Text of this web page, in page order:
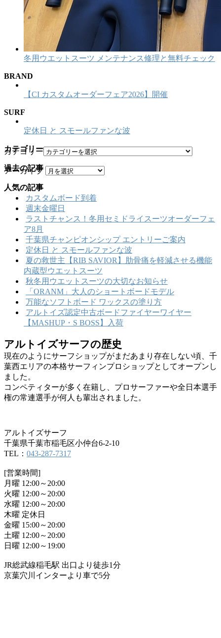
冬用ウエットスーツ メンテナンス修理と無料チェック
BRAND
【CI カスタムオーダーフェア2026】開催
SURF
定休日 と スモールファンな波
カテゴリー
カテゴリー
過去の記事
アーカイブ
人気の記事
カスタムボード到着
週末金曜日
ラストチャンス！冬用セミドライスーツオーダーフェ
ア8月
千葉県チャンピオンシップ エントリーご案内
定休日 と スモールファンな波
夏の救世主【RIB SAVIOR】肋骨痛を軽減させる機能
内蔵型ウエットスーツ
秋冬用ウエットスーツの大切なお知らせ
「ORANM」大人のショートボードモデル
万能なソフトボード ワックスの塗り方
アルトイズ認定中古ボードファイヤーワイヤー
【MASHUP・S BOSS】入荷
アルトイズサーフの歴史
現在のようにサーフショップがまだあまり存在しない頃、千
葉西エリアの本格サーフィンプロショップとしてオープンし
ました。
コンペティターが多く在籍し、プロサーファーや全日本選手
権の常連選手が何人も輩出されました。
アルトイズサーフ
千葉県千葉市稲毛区小仲台6-2-10
TEL： 043-287-7317
[営業時間]
月曜 12:00～20:00
火曜 12:00～20:00
水曜 12:00～20:00
木曜 定休日
金曜 15:00～20:00
土曜 12:00～20:00
日曜 12:00～19:00
JR総武線稲毛駅 出口より徒歩1分
京葉穴川インターより車で5分